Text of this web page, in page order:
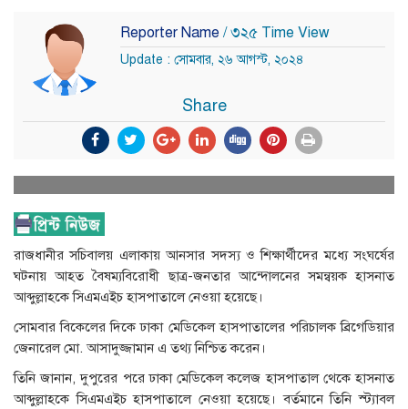
Reporter Name / ৩২৫ Time View
Update : সোমবার, ২৬ আগস্ট, ২০২৪
Share
রাজধানীর সচিবালয় এলাকায় আনসার সদস্য ও শিক্ষার্থীদের মধ্যে সংঘর্ষের
ঘটনায় আহত বৈষম্যবিরোধী ছাত্র-জনতার আন্দোলনের সমন্বয়ক হাসনাত
আব্দুল্লাহকে সিএমএইচ হাসপাতালে নেওয়া হয়েছে।
সোমবার বিকেলের দিকে ঢাকা মেডিকেল হাসপাতালের পরিচালক ব্রিগেডিয়ার
জেনারেল মো. আসাদুজ্জামান এ তথ্য নিশ্চিত করেন।
তিনি জানান, দুপুরের পরে ঢাকা মেডিকেল কলেজ হাসপাতাল থেকে হাসনাত
আব্দুল্লাহকে সিএমএইচ হাসপাতালে নেওয়া হয়েছে। বর্তমানে তিনি স্ট্যাবল